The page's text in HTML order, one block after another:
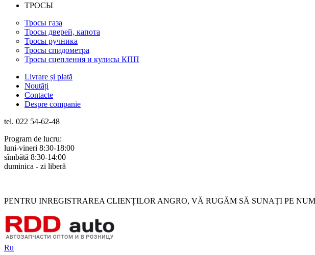
ТРОСЫ
Тросы газа
Тросы дверей, капота
Тросы ручника
Тросы спидометра
Тросы сцепления и кулисы КПП
Livrare și plată
Noutăți
Contacte
Despre companie
tel. 022 54-62-48
Program de lucru:
luni-vineri 8:30-18:00
sîmbătă 8:30-14:00
duminica - zi liberă
PENTRU INREGISTRAREA CLIENȚILOR ANGRO, VĂ RUGĂM SĂ SUNAȚI PE
Ru